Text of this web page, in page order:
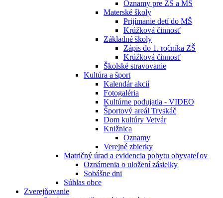
Oznamy pre ZŠ a MŠ
Materské školy
Prijímanie detí do MŠ
Krúžková činnosť
Základné školy
Zápis do 1. ročníka ZŠ
Krúžková činnosť
Školské stravovanie
Kultúra a šport
Kalendár akcií
Fotogaléria
Kultúrne podujatia - VIDEO
Športový areál Tryskáč
Dom kultúry Vetvár
Knižnica
Oznamy
Verejné zbierky
Matričný úrad a evidencia pobytu obyvateľov
Oznámenia o uložení zásielky
Sobášne dni
Súhlas obce
Zverejňovanie